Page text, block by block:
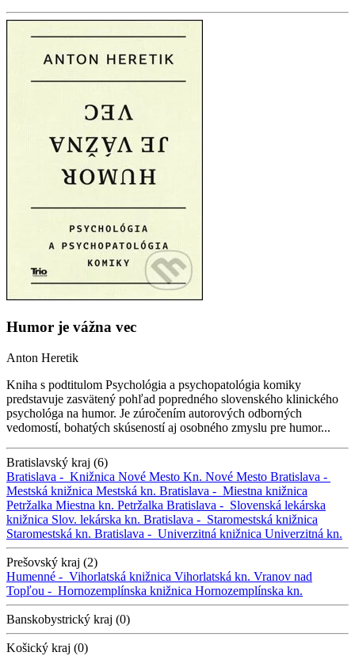
Humor je vážna vec
Anton Heretik
Kniha s podtitulom Psychológia a psychopatológia komiky
predstavuje zasvätený pohľad popredného slovenského klinického
psychológa na humor. Je zúročením autorových odborných
vedomostí, bohatých skúseností aj osobného zmyslu pre humor...
Bratislavský kraj (6)
Bratislava - Knižnica Nové Mesto Kn. Nové Mesto Bratislava -
Mestská knižnica Mestská kn. Bratislava - Miestna knižnica
Petržalka Miestna kn. Petržalka Bratislava - Slovenská lekárska
knižnica Slov. lekárska kn. Bratislava - Staromestská knižnica
Staromestská kn. Bratislava - Univerzitná knižnica Univerzitná kn.
Prešovský kraj (2)
Humenné - Vihorlatská knižnica Vihorlatská kn. Vranov nad
Topľou - Hornozemplínska knižnica Hornozemplínska kn.
Banskobystrický kraj (0)
Košický kraj (0)